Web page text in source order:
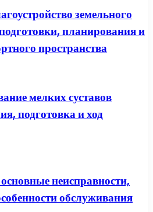
земельного
планирования и
пространства
мелких суставов
подготовка и ход
неисправности,
обслуживания